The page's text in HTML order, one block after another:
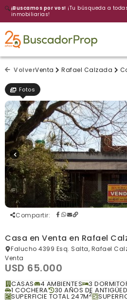
🔍¡Buscamos por vos! ¡Tu búsqueda a
inmobiliarias!
CancelarGracias
Volver a
VolverVenta Rafael Calzada
Fotos
Compartir:
Casa en Venta en Rafael
Falucho 4399 Esq. Salta, Rafael
Venta
USD 65.000
CASAS 4 AMBIENTES 3
1 COCHERA 30 AÑOS DE
SUPERFICIE TOTAL 247M2